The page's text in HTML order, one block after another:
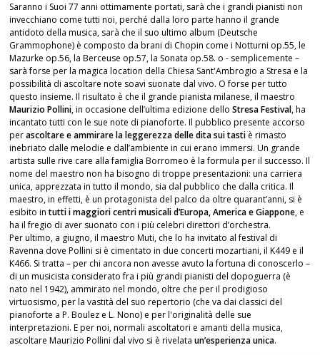
Saranno i Suoi 77 anni ottimamente portati, sarà che i grandi pianisti non
invecchiano come tutti noi, perché dalla loro parte hanno il grande
antidoto della musica, sarà che il suo ultimo album (Deutsche
Grammophone) è composto da brani di Chopin come i Notturni op.55, le
Mazurke op.56, la Berceuse op.57, la Sonata op.58. o - semplicemente –
sarà forse per la magica location della Chiesa Sant'Ambrogio a Stresa e la
possibilità di ascoltare note soavi suonate dal vivo. O forse per tutto
questo insieme. Il risultato è che il grande pianista milanese, il maestro
Maurizio Pollini, in occasione dell’ultima edizione delloStresa Festival, ha
incantato tutti con le sue note di pianoforte. Il pubblico presente accorso
perascoltare e ammirare la leggerezza delle dita sui tasti è rimasto
inebriato dalle melodie e dall’ambiente in cui erano immersi. Un grande
artista sulle rive care alla famiglia Borromeo è la formula per il successo. Il
nome del maestro non ha bisogno di troppe presentazioni: una carriera
unica, apprezzata in tutto il mondo, sia dal pubblico che dalla critica. Il
maestro, in effetti, è un protagonista del palco da oltre quarant’anni, si è
esibito intutti i maggiori centri musicali d’Europa, America e Giappone, e
ha il fregio di aver suonato con i più celebri direttori d’orchestra.
Per ultimo, a giugno, il maestro Muti, che lo ha invitato al festival di
Ravenna dove Pollini si è cimentato in due concerti mozartiani, il K449 e il
K466. Si tratta – per chi ancora non avesse avuto la fortuna di conoscerlo –
di un musicista considerato fra i più grandi pianisti del dopoguerra (è
nato nel 1942), ammirato nel mondo, oltre che per il prodigioso
virtuosismo, per la vastità del suo repertorio (che va dai classici del
pianoforte a P. Boulez e L. Nono) e per l'originalità delle sue
interpretazioni. E per noi, normali ascoltatori e amanti della musica,
ascoltare Maurizio Pollini dal vivo si è rivelataun’esperienza unica.